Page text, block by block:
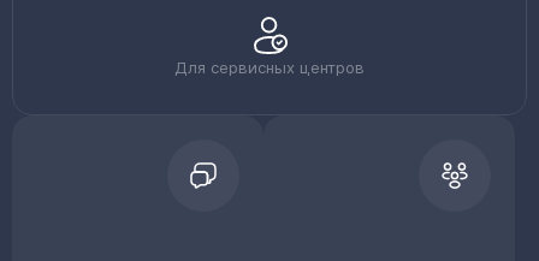
Для сервисных центров